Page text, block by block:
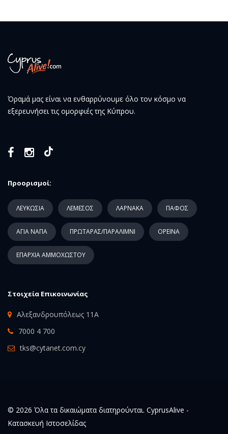
Όραμά μας είναι να ενθαρρύνουμε όλο τον κόσμο να
εξερευνήσει τις ομορφιές της Κύπρου.
Προορισμοί:
ΛΕΥΚΩΣΙΑ ΛΕΜΕΣΟΣ ΛΑΡΝΑΚΑ ΠΑΦΟΣ
ΑΓΙΑ ΝΑΠΑ ΠΡΩΤΑΡΑΣ/ΠΑΡΑΛΙΜΝΙ ΟΡΕΙΝΑ
ΕΠΑΡΧΙΑ ΑΜΜΟΧΩΣΤΟΥ
Στοιχεία Επικοινωνίας
Αλεξανδρουπόλεως 11Α
7000 4 700
tks@cytanet.com.cy
© 2026 Όλα τα δικαιώματα διατηρούνται. CyprusAlive -
Κατασκευή Ιστοσελίδας